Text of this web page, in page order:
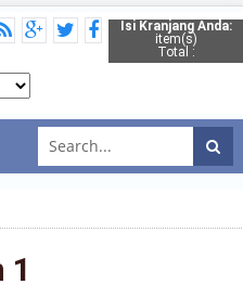
Isi Kranjang Anda:
item(s)
Total :
1